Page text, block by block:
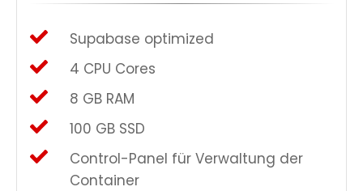
Supabase optimized
4 CPU Cores
8 GB RAM
100 GB SSD
Control-Panel für Verwaltung der
Container